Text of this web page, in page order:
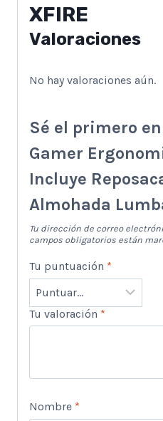
XFIRE
Valoraciones
No hay valoraciones aún.
Sé el primero
Gamer
Incluye
Almohada
Tu dirección de correo
campos obligatorios están
Tu puntuación *
Tu valoración *
Nombre *